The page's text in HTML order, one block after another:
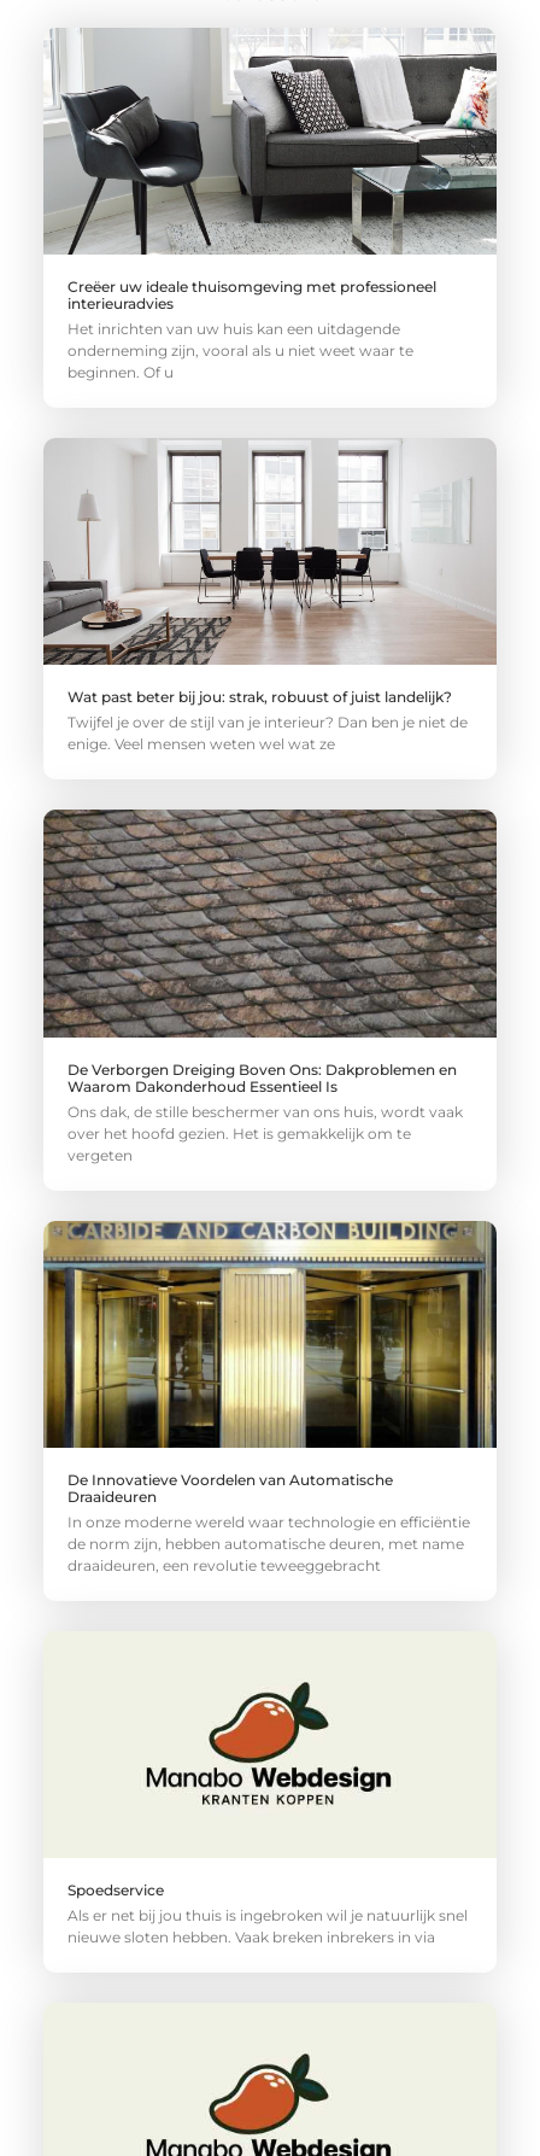
Creëer uw ideale thuisomgeving met professioneel
interieuradvies
Het inrichten van uw huis kan een uitdagende
onderneming zijn, vooral als u niet weet waar te
beginnen. Of u
Wat past beter bij jou: strak, robuust of juist landelijk?
Twijfel je over de stijl van je interieur? Dan ben je niet de
enige. Veel mensen weten wel wat ze
De Verborgen Dreiging Boven Ons: Dakproblemen en
Waarom Dakonderhoud Essentieel Is
Ons dak, de stille beschermer van ons huis, wordt vaak
over het hoofd gezien. Het is gemakkelijk om te
vergeten
De Innovatieve Voordelen van Automatische
Draaideuren
In onze moderne wereld waar technologie en efficiëntie
de norm zijn, hebben automatische deuren, met name
draaideuren, een revolutie teweeggebracht
Spoedservice
Als er net bij jou thuis is ingebroken wil je natuurlijk snel
nieuwe sloten hebben. Vaak breken inbrekers in via